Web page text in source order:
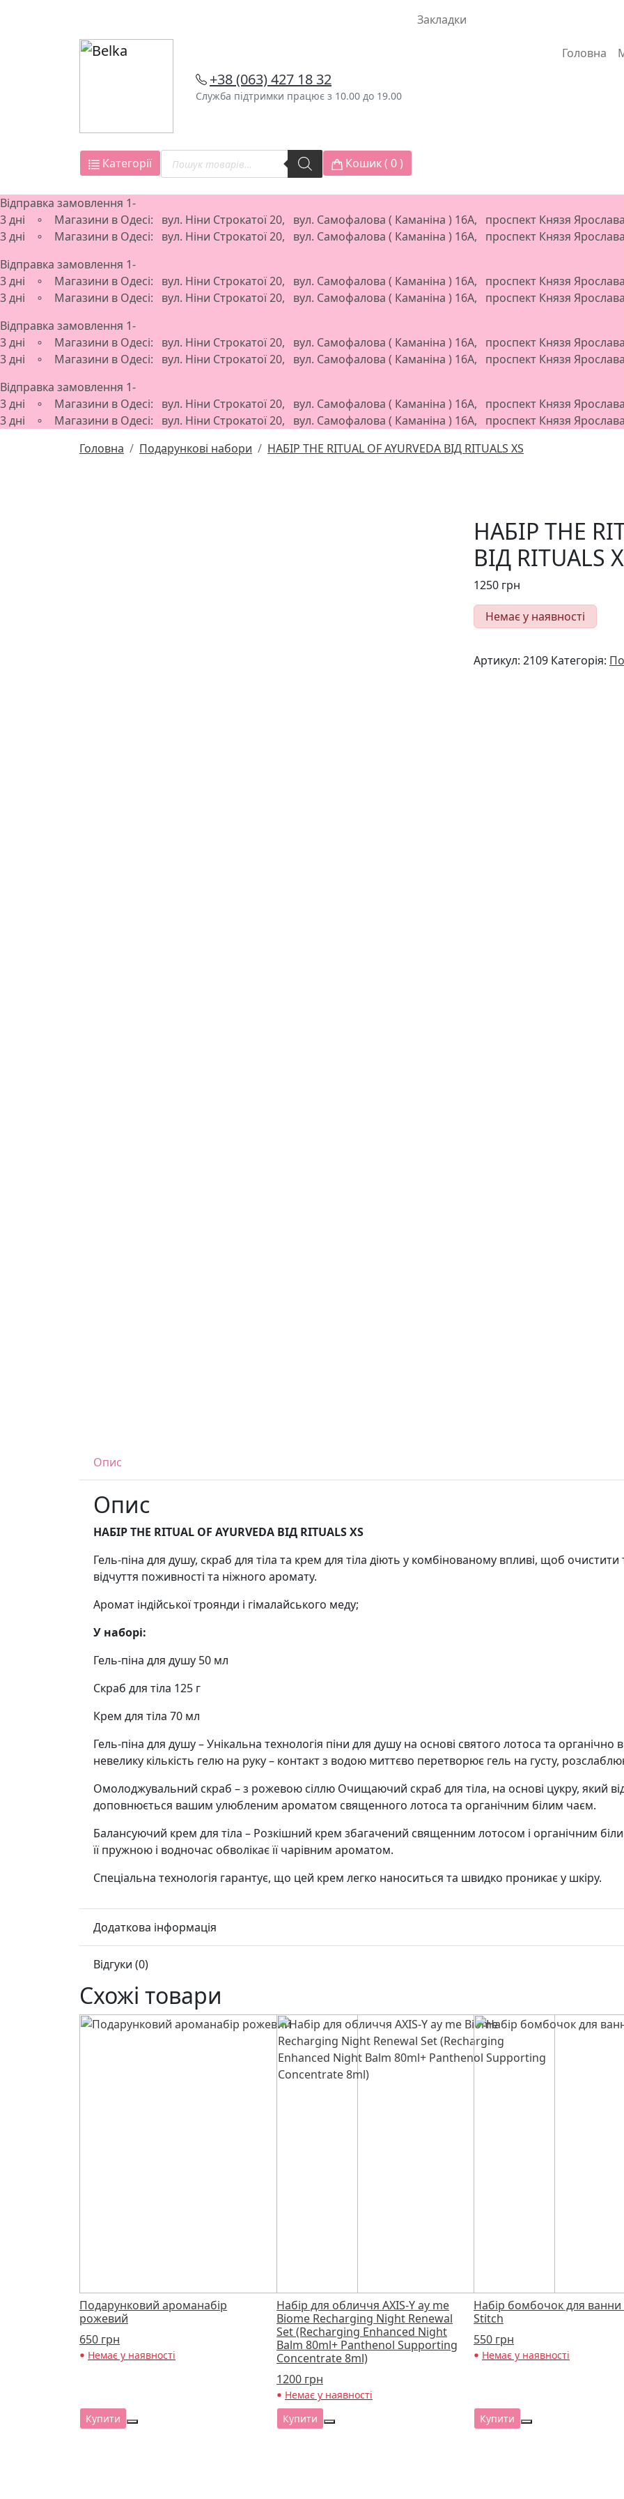
Закладки
+38 (063) 427 18 32
Служба підтримки працює з 10.00 до 19.00
Головна
Категорії
Пошук
товарів Кошик ( 0)
Відправка замовлення 1-
3 дні ∘ Магазини в Одесі: вул. Ніни Строкатої 20, вул. Самофалова ( Каманіна ) 16А, проспект Князя
3 дні ∘ Магазини в Одесі: вул. Ніни Строкатої 20, вул. Самофалова ( Каманіна ) 16А, проспект Князя
Відправка замовлення 1-
3 дні ∘ Магазини в Одесі: вул. Ніни Строкатої 20, вул. Самофалова ( Каманіна ) 16А, проспект Князя
3 дні ∘ Магазини в Одесі: вул. Ніни Строкатої 20, вул. Самофалова ( Каманіна ) 16А, проспект Князя
Відправка замовлення 1-
3 дні ∘ Магазини в Одесі: вул. Ніни Строкатої 20, вул. Самофалова ( Каманіна ) 16А, проспект Князя
3 дні ∘ Магазини в Одесі: вул. Ніни Строкатої 20, вул. Самофалова ( Каманіна ) 16А, проспект Князя
Відправка замовлення 1-
3 дні ∘ Магазини в Одесі: вул. Ніни Строкатої 20, вул. Самофалова ( Каманіна ) 16А, проспект Князя
3 дні ∘ Магазини в Одесі: вул. Ніни Строкатої 20, вул. Самофалова ( Каманіна ) 16А, проспект Князя
Головна
Подарункові набори НАБІР THE RITUAL OF AYURVEDA ВІД RITUALS XS
НАБІР THE
ВІД RITUALS
1250 грн
Немає у наявності
Артикул: 2109 Категорія:
Опис
Опис
НАБІР THE RITUAL OF AYURVEDA ВІД RITUALS XS
Гель-піна для душу, скраб для тіла та крем для тіла діють у комбінованому впливі, щоб очистити
відчуття поживності та ніжного аромату.
Аромат індійської троянди і гімалайського меду;
У наборі:
Гель-піна для душу 50 мл
Скраб для тіла 125 г
Крем для тіла 70 мл
Гель-піна для душу – Унікальна технологія піни для душу на основі святого лотоса та
невелику кількість гелю на руку – контакт з водою миттєво перетворює гель на густу,
Омолоджувальний скраб – з рожевою сіллю Очищаючий скраб для тіла, на основі цукру, який
доповнюється вашим улюбленим ароматом священного лотоса та органічним білим чаєм.
Балансуючий крем для тіла – Розкішний крем збагачений священним лотосом і органічним
її пружною і водночас обволікає її чарівним ароматом.
Спеціальна технологія гарантує, що цей крем легко наноситься та швидко проникає у шкіру.
Додаткова інформація
Відгуки (0)
Схожі товари
Подарунковий ароманабір
рожевий
650 грн
Немає у наявності
Купити
Набір для обличчя AXIS-Y ay me
Biome Recharging Night Renewal
Set (Recharging Enhanced Night
Balm 80ml+ Panthenol Supporting
Concentrate 8ml)
1200 грн
Немає у наявності
Купити
Набір бомбочок для ванни
Stitch
550 грн
Немає у наявності
Купити